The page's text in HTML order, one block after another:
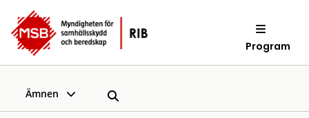
Program
Ämnen